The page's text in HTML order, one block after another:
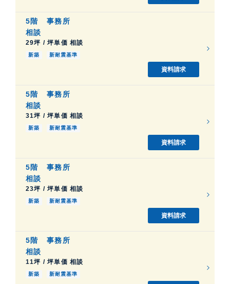
5階 事務所
相談
29坪 / 坪単価 相談
新築 新耐震基準
資料請求
5階 事務所
相談
31坪 / 坪単価 相談
新築 新耐震基準
資料請求
5階 事務所
相談
23坪 / 坪単価 相談
新築 新耐震基準
資料請求
5階 事務所
相談
11坪 / 坪単価 相談
新築 新耐震基準